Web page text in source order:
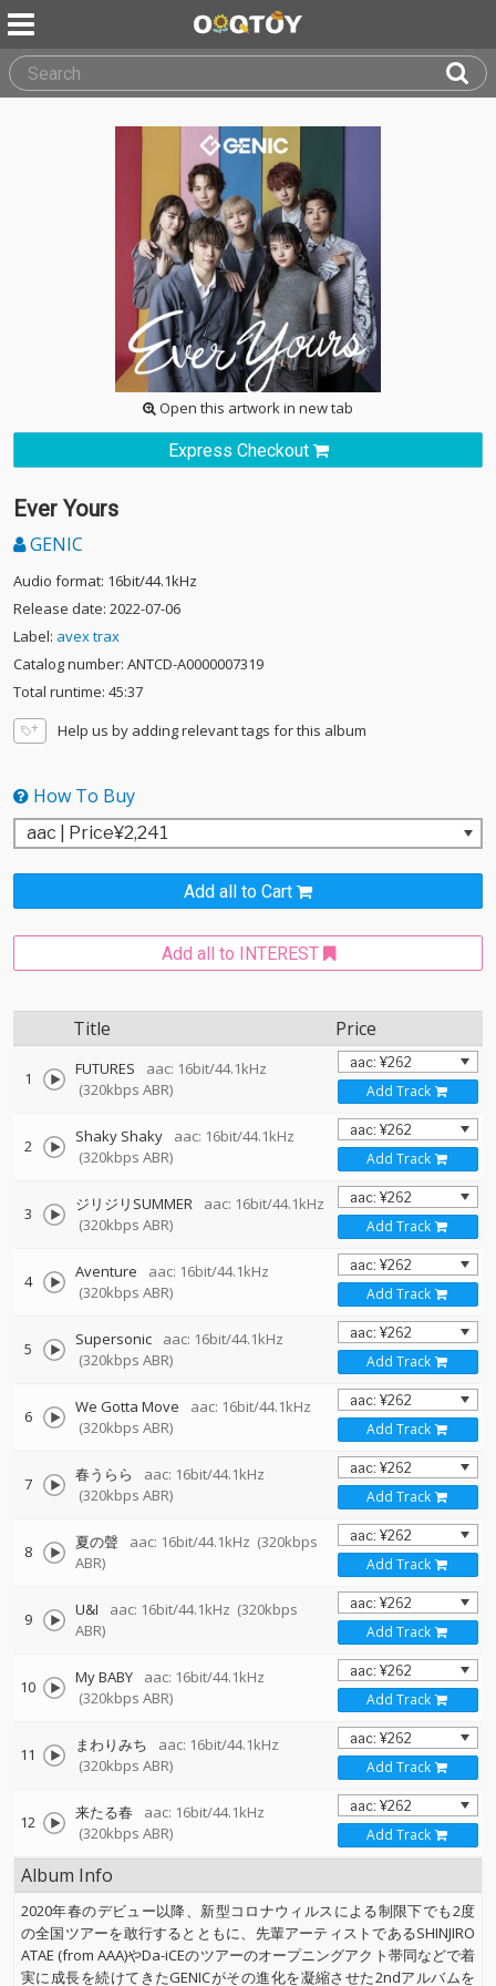
Open this artwork in new tab
Express Checkout
Ever Yours
GENIC
Audio format: 16bit/44.1kHz
Release date: 2022-07-06
Label: avex trax
Catalog number: ANTCD-A0000007319
Total runtime: 45:37
Help us by adding relevant tags for this album
How To Buy
Add all to Cart
Add all to INTEREST
Title Price
1 FUTURES
aac: 16bit/44.1kHz
(320kbps ABR)
Add Track
2 Shaky Shaky
aac: 16bit/44.1kHz
(320kbps ABR)
Add Track
3 ジリジリSUMMER
aac: 16bit/44.1kHz
(320kbps ABR)
Add Track
4 Aventure
aac: 16bit/44.1kHz
(320kbps ABR)
Add Track
5 Supersonic
aac: 16bit/44.1kHz
(320kbps ABR)
Add Track
6 We Gotta Move
aac: 16bit/44.1kHz
(320kbps ABR)
Add Track
7 春うらら
aac: 16bit/44.1kHz
(320kbps ABR)
Add Track
8 夏の聲 aac: 16bit/44.1kHz (320kbps
ABR)
Add Track
9 U&I aac: 16bit/44.1kHz (320kbps
ABR)
Add Track
10 My BABY
aac: 16bit/44.1kHz
(320kbps ABR)
Add Track
11 まわりみち
aac: 16bit/44.1kHz
(320kbps ABR)
Add Track
12 来たる春
aac: 16bit/44.1kHz
(320kbps ABR)
Add Track
Album Info
2020年春のデビュー以降、新型コロナウィルスによる制限下でも2度
の全国ツアーを敢行するとともに、先輩アーティストであるSHINJIRO
ATAE (from AAA)やDa-iCEのツアーのオープニングアクト帯同などで着
実に成長を続けてきたGENICがその進化を凝縮させた2ndアルバムを